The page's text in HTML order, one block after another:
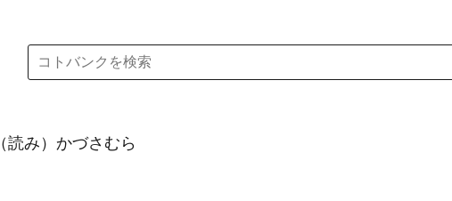
（読み）かづさむら